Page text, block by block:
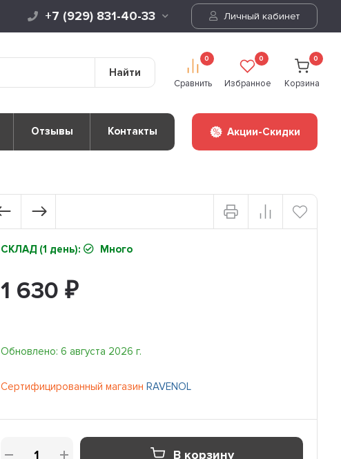
+7 (929) 831-40-33 Личный кабинет
Найти
0
Сравнить
0
Избранное
0
Корзина
Отзывы Контакты Акции-Скидки
СКЛАД (1 день): Много
1 630 ₽
Обновлено: 6 августа 2026 г.
Сертифицированный магазин RAVENOL
В корзину